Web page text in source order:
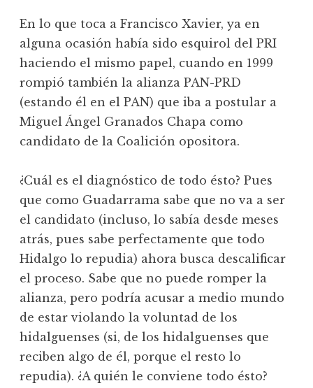
En lo que toca a Francisco Xavier, ya en
alguna ocasión había sido esquirol del PRI
haciendo el mismo papel, cuando en 1999
rompió también la alianza PAN-PRD
(estando él en el PAN) que iba a postular a
Miguel Ángel Granados Chapa como
candidato de la Coalición opositora.
¿Cuál es el diagnóstico de todo ésto? Pues
que como Guadarrama sabe que no va a ser
el candidato (incluso, lo sabía desde meses
atrás, pues sabe perfectamente que todo
Hidalgo lo repudia) ahora busca descalificar
el proceso. Sabe que no puede romper la
alianza, pero podría acusar a medio mundo
de estar violando la voluntad de los
hidalguenses (si, de los hidalguenses que
reciben algo de él, porque el resto lo
repudia). ¿A quién le conviene todo ésto?